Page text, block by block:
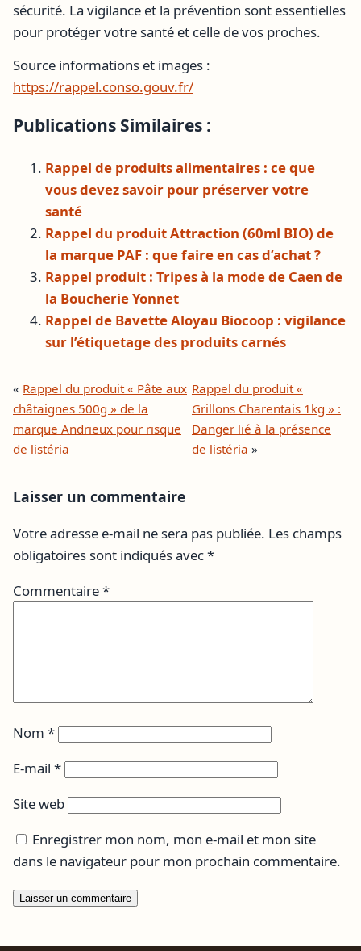
sécurité. La vigilance et la prévention sont essentielles
pour protéger votre santé et celle de vos proches.
Source informations et images :
https://rappel.conso.gouv.fr/
Publications Similaires :
Rappel de produits alimentaires : ce que
vous devez savoir pour préserver votre
santé
Rappel du produit Attraction (60ml BIO) de
la marque PAF : que faire en cas d’achat ?
Rappel produit : Tripes à la mode de Caen de
la Boucherie Yonnet
Rappel de Bavette Aloyau Biocoop : vigilance
sur l’étiquetage des produits carnés
« Rappel du produit « Pâte aux
châtaignes 500g » de la
marque Andrieux pour risque
de listéria
Rappel du produit «
Grillons Charentais 1kg » :
Danger lié à la présence
de listéria »
Laisser un commentaire
Votre adresse e-mail ne sera pas publiée. Les champs
obligatoires sont indiqués avec*
Commentaire*
Nom *
E-mail *
Site web
Enregistrer mon nom, mon e-mail et mon site
dans le navigateur pour mon prochain commentaire.